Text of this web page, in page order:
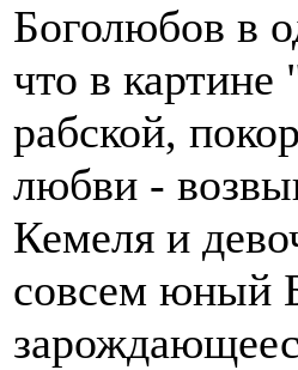
Боголюбов в
что в
рабской,
любви -
Кемеля и
совсем юный